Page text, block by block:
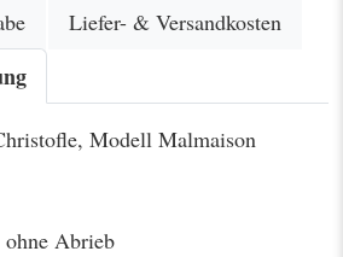
Liefer- & Versandkosten
Modell Malmaison
ohne Abrieb